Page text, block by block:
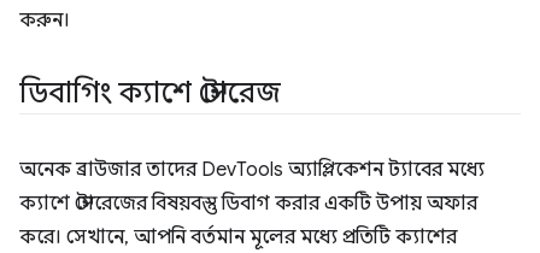
করুন।
ডিবাগিং ক্যাশে স্টোরেজ
অনেক ব্রাউজার তাদের DevTools অ্যাপ্লিকেশন ট্যাবের মধ্যে
ক্যাশে স্টোরেজের বিষয়বস্তু ডিবাগ করার একটি উপায় অফার
করে। সেখানে, আপনি বর্তমান মূলের মধ্যে প্রতিটি ক্যাশের